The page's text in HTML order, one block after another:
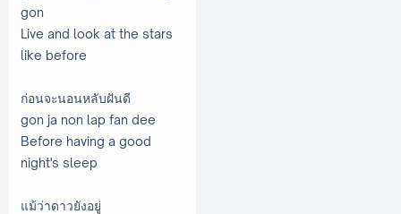
gon
Live and look at the stars
like before
ก่อนจะนอนหลับฝันดี
gon ja non lap fan dee
Before having a good
night's sleep
แม้ว่าดาวยังอยู่